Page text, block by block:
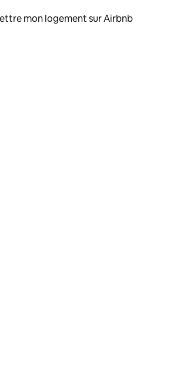
mon logement sur Airbnb